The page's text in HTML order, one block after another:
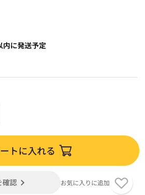
内に発送予定
トに入れる
確認 お気に入りに追加